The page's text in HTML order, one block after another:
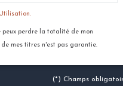
peux perdre la totalité de mon
mes titres n'est pas garantie.
(*) Champs